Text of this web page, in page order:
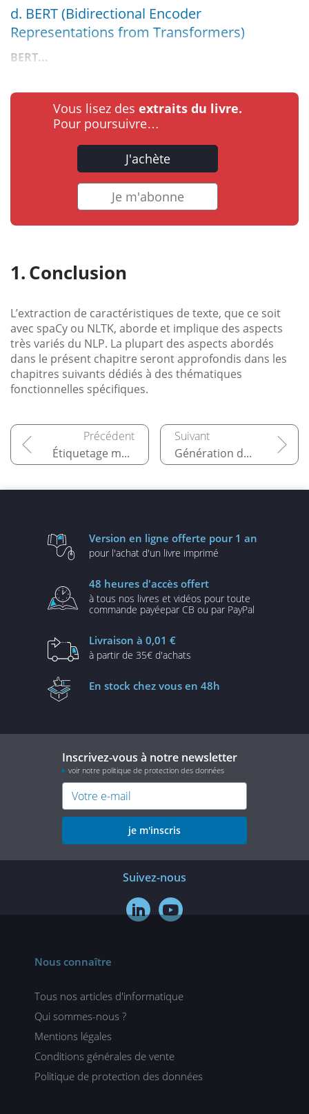
d. BERT (Bidirectional Encoder
Representations from Transformers)
BERT...
Vous lisez des extraits du livre.
Pour poursuivre…
J'achète
Je m'abonne
Conclusion
L’extraction de caractéristiques de texte, que ce soit
avec spaCy ou NLTK, aborde et implique des aspects
très variés du NLP. La plupart des aspects abordés
dans le présent chapitre seront approfondis dans les
chapitres suivants dédiés à des thématiques
fonctionnelles spécifiques.
Étiquetage morphosyntaxique Génération de texte
Version en ligne offerte pour 1 an
pour l'achat d'un livre imprimé
48 heures d'accès offert
à tous nos livres et vidéos pour toute
commande payéepar CB ou par PayPal
Livraison à 0,01 €
à partir de 35€ d'achats
En stock chez vous en 48h
Inscrivez-vous à notre newsletter
voir notre politique de protection des données
je m'inscris
Suivez-nous
 
Nous connaître
Tous nos articles d'informatique
Qui sommes-nous ?
Mentions légales
Conditions générales de vente
Politique de protection des données